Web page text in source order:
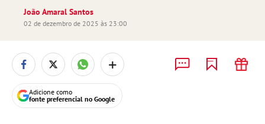
João Amaral Santos
02 de dezembro de 2025 às 23:00
+
Adicione como
fonte preferencial no Google